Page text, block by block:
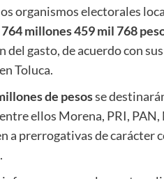
organismos electorales
millones 459 mil 768
gasto, de acuerdo con
Toluca.
de pesosse
ellos Morena, PRI,
a prerrogativas de carácter